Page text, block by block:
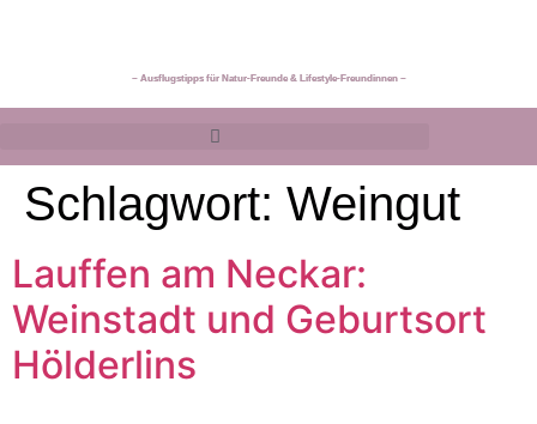
~ Ausflugstipps für Natur-Freunde & Lifestyle-Freundinnen ~
Schlagwort: Weingut
Lauffen am Neckar:
Weinstadt und Geburtsort
Hölderlins